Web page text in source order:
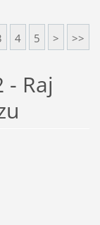
4 5 > >>
- Raj